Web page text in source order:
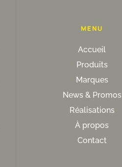
MENU
Accueil
Produits
Marques
News & Promos
Réalisations
À propos
Contact